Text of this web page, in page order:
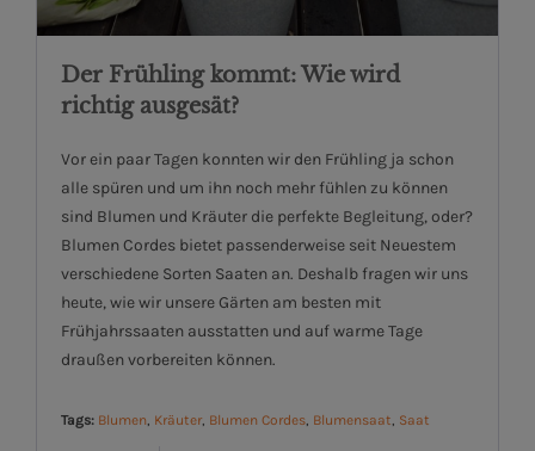
Der Frühling kommt: Wie wird
richtig ausgesät?
Vor ein paar Tagen konnten wir den Frühling ja schon
alle spüren und um ihn noch mehr fühlen zu können
sind Blumen und Kräuter die perfekte Begleitung, oder?
Blumen Cordes bietet passenderweise seit Neuestem
verschiedene Sorten Saaten an. Deshalb fragen wir uns
heute, wie wir unsere Gärten am besten mit
Frühjahrssaaten ausstatten und auf warme Tage
draußen vorbereiten können.
Tags: Blumen, Kräuter, Blumen Cordes, Blumensaat, Saat